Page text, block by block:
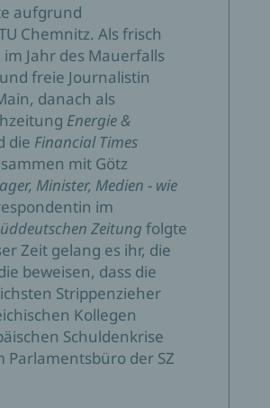
aufgrund
Chemnitz. Als frisch
Jahr des Mauerfalls
freie Journalistin
danach als
Energie &
die Financial Times
mit Götz
Minister, Medien - wie
im
Zeitung folgte
Zeit gelang es ihr, die
beweisen, dass die
Strippenzieher
Kollegen
Schuldenkrise
Parlamentsbüro der SZ